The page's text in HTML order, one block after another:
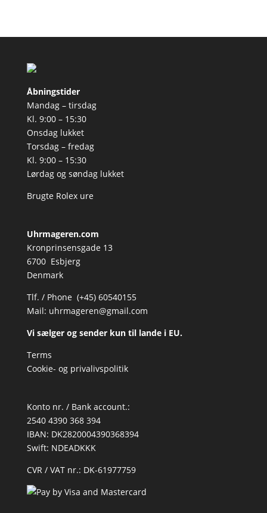
Åbningstider
Mandag – tirsdag
Kl. 9:00 – 15:30
Onsdag lukket
Torsdag – fredag
Kl. 9:00 – 15:30
Lørdag og søndag lukket
Brugte Rolex ure
Uhrmageren.com
Kronprinsensgade 13
6700 Esbjerg
Denmark
Tlf. / Phone (+45) 60540155
Mail: uhrmageren@gmail.com
Vi sælger og sender kun til lande i EU.
Terms
Cookie- og privalivspolitik
Konto nr. / Bank account.:
2540 4390 368 394
IBAN: DK2820004390368394
Swift: NDEADKKK
CVR / VAT nr.: DK-61977759